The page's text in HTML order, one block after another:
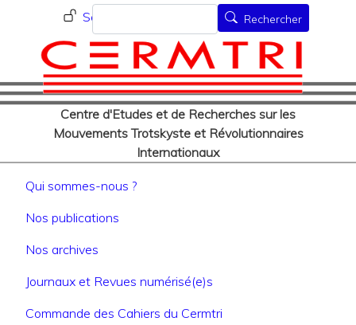
au
contenu
principal
Menu du compte de
Se connecter
Centre d'Etudes et de Recherches sur les
Mouvements Trotskyste et Révolutionnaires
Internationaux
Rechercher Rechercher
Navigation principale
Qui sommes-nous ?
Nos publications
Nos archives
Journaux et Revues numérisé(e)s
Commande des Cahiers du Cermtri